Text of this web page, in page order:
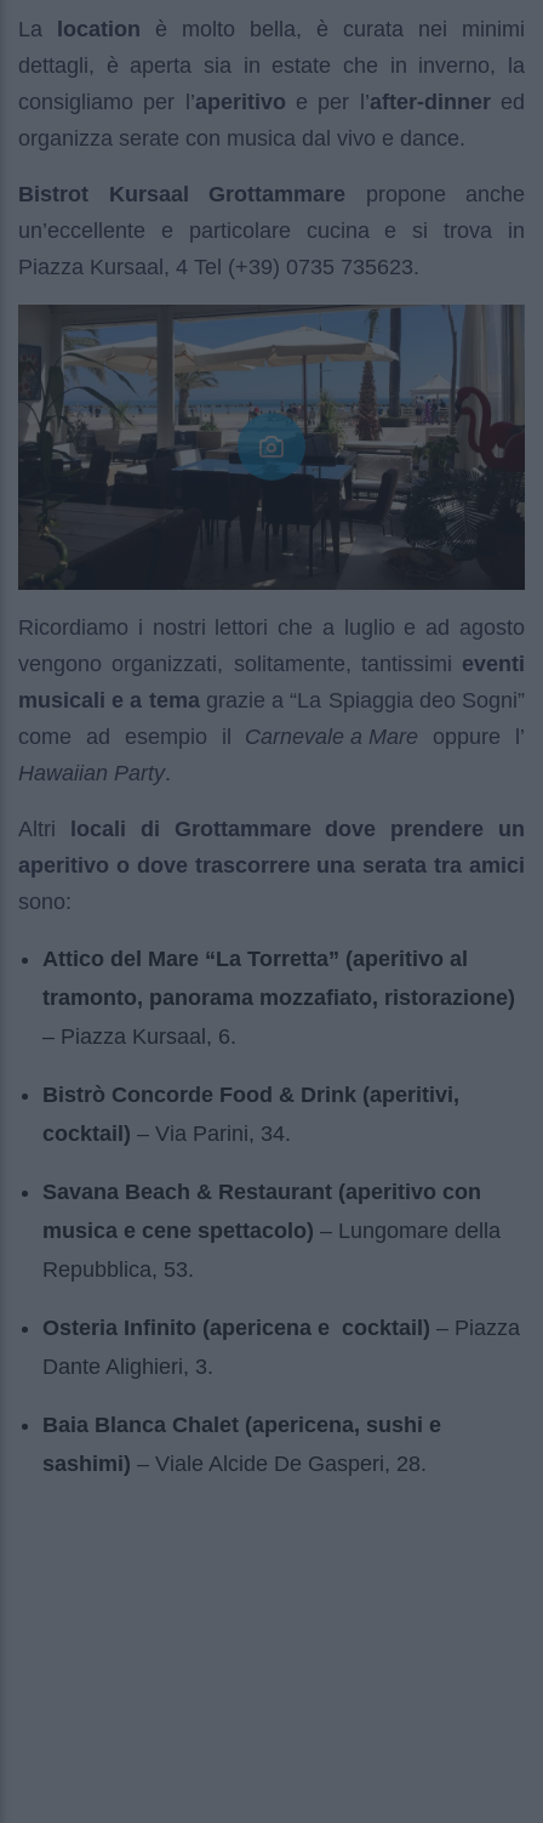
La location è molto bella, è curata nei minimi
dettagli, è aperta sia in estate che in inverno, la
consigliamo per l’aperitivo e per l’after-dinnered
organizza serate con musica dal vivo e dance.
Bistrot Kursaal Grottammare propone anche
un’eccellente e particolare cucina e si trova in
Piazza Kursaal, 4 Tel (+39) 0735 735623.
Ricordiamo i nostri lettori che a luglio e ad agosto
vengono organizzati, solitamente, tantissimi eventi
musicali e a temagrazie a “La Spiaggia deo Sogni”
come ad esempio il Carnevale a Mare oppure l’
Hawaiian Party.
Altri
locali di Grottammare dove prendere un
aperitivo o dove trascorrere una serata tra amici
sono:
Attico del Mare “La Torretta” (aperitivo al
tramonto, panorama mozzafiato, ristorazione)
– Piazza Kursaal, 6.
Bistrò Concorde Food & Drink (aperitivi,
cocktail) – Via Parini, 34.
Savana Beach & Restaurant (aperitivo con
musica e cene spettacolo) – Lungomare della
Repubblica, 53.
Osteria Infinito (apericena e cocktail) – Piazza
Dante Alighieri, 3.
Baia Blanca Chalet (apericena, sushi e
sashimi) – Viale Alcide De Gasperi, 28.